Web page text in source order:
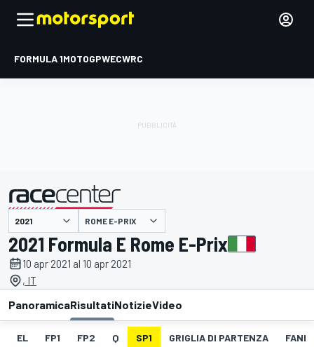
FORMULA 1MOTOGPWECWRC
presentato da ROME E-PRIX
2021 Formula E Rome E-Prix
10 apr 2021 al 10 apr 2021
, IT
PanoramicaRisultatiNotizieVideo
EL FP1 FP2 Q SP1 GRIGLIA DI PARTENZA